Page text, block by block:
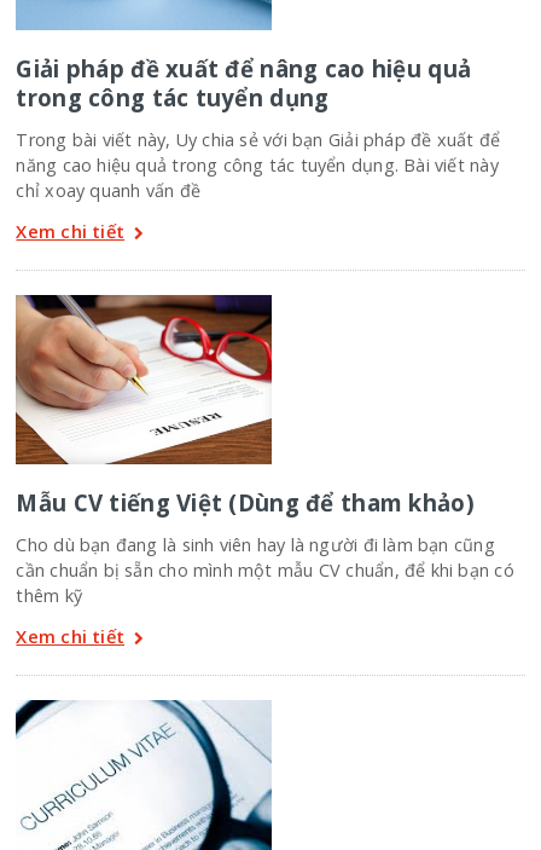
Giải pháp đề xuất để nâng cao hiệu quả
trong công tác tuyển dụng
Trong bài viết này, Uy chia sẻ với bạn Giải pháp đề xuất để
năng cao hiệu quả trong công tác tuyển dụng. Bài viết này
chỉ xoay quanh vấn đề
Xem chi tiết
Mẫu CV tiếng Việt (Dùng để tham khảo)
Cho dù bạn đang là sinh viên hay là người đi làm bạn cũng
cần chuẩn bị sẵn cho mình một mẫu CV chuẩn, để khi bạn có
thêm kỹ
Xem chi tiết